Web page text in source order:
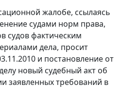
жалобе, ссылаясь
судами норм права,
судов фактическим
дела, просит
и постановление от
новый судебный акт об
заявленных требований в